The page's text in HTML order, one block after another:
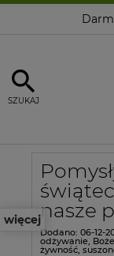
SZUKAJ
więcejnasze
Dodano: 06-12-
odżywanie,
żywność,